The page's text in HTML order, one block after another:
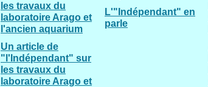
Un article de
"l'Indépendant" sur
les travaux du
laboratoire Arago et
L'"Indépendant" en
parle